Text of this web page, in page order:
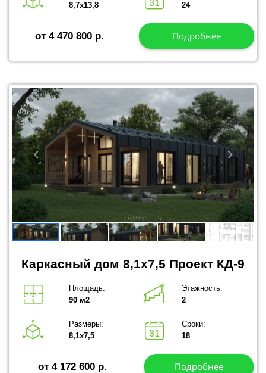
8,7х13,8
24
от 4 470 800 р. Подробнее
Каркасный дом 8,1x7,5 Проект КД-9
Площадь:
90 м2
Этажность:
2
Размеры:
8,1х7,5
Сроки:
18
от 4 172 600 р. Подробнее